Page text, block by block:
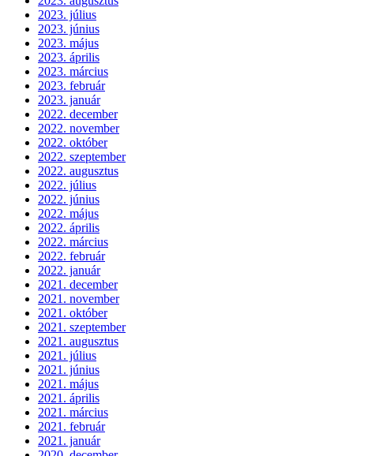
2023. július
2023. június
2023. május
2023. április
2023. március
2023. február
2023. január
2022. december
2022. november
2022. október
2022. szeptember
2022. augusztus
2022. július
2022. június
2022. május
2022. április
2022. március
2022. február
2022. január
2021. december
2021. november
2021. október
2021. szeptember
2021. augusztus
2021. július
2021. június
2021. május
2021. április
2021. március
2021. február
2021. január